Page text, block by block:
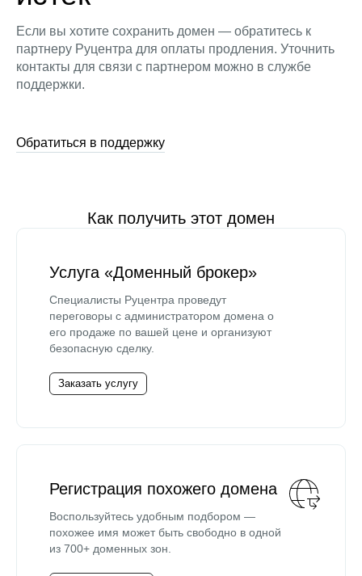
Если вы хотите сохранить домен — обратитесь к
партнеру Руцентра для оплаты продления. Уточнить
контакты для связи с партнером можно в службе
поддержки.
Обратиться в поддержку
Как получить этот домен
Услуга «Доменный брокер»
Специалисты Руцентра проведут
переговоры с администратором домена о
его продаже по вашей цене и организуют
безопасную сделку.
Заказать услугу
Регистрация похожего домена
Воспользуйтесь удобным подбором —
похожее имя может быть свободно в одной
из 700+ доменных зон.